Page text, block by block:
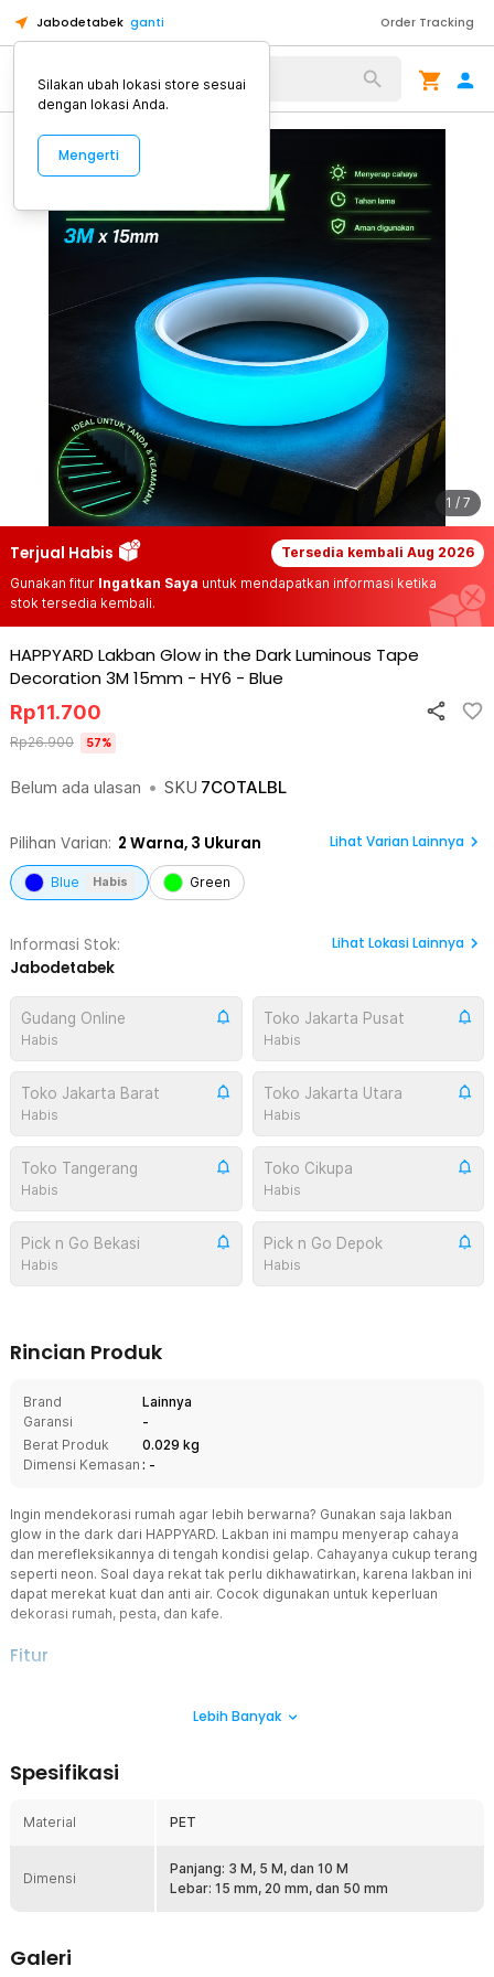
Jabodetabek ganti Order Tracking
Alat Kopi
1 / 7
Terjual Habis Tersedia kembali Aug 2026
Gunakan fitur Ingatkan Saya untuk mendapatkan informasi ketika
stok tersedia kembali.
HAPPYARD Lakban Glow in the Dark Luminous Tape
Decoration 3M 15mm - HY6 - Blue
Belum ada ulasan • SKU 7COTALBL
Rp11.700
Rp26.900 57%
Pilihan Varian: 2 Warna, 3 Ukuran Lihat Varian Lainnya
Blue Habis Green
Informasi Stok:
Jabodetabek
Lihat Lokasi Lainnya
Gudang Online
Habis
Toko Jakarta Pusat
Habis
Toko Jakarta Barat
Habis
Toko Jakarta Utara
Habis
Toko Tangerang
Habis
Toko Cikupa
Habis
Pick n Go Bekasi
Habis
Pick n Go Depok
Habis
Rincian Produk
Brand
Lainnya
Garansi
-
Berat Produk
0.029 kg
Dimensi Kemasan : -
Ingin mendekorasi rumah agar lebih berwarna? Gunakan saja lakban
glow in the dark dari HAPPYARD. Lakban ini mampu menyerap cahaya
dan merefleksikannya di tengah kondisi gelap. Cahayanya cukup terang
seperti neon. Soal daya rekat tak perlu dikhawatirkan, karena lakban ini
dapat merekat kuat dan anti air. Cocok digunakan untuk keperluan
dekorasi rumah, pesta, dan kafe.
Fitur
Alih-alih menggunakan lampu hias, Anda bisa memanfaatkan lakban
menyala. Cahayanya akan tampak semakin terang di tengah kondisi
agar dijemur terlebih dahulu di bawah matahari langsung.
Keunggulan lain dari lakban luminous ini adalah cahayanya yang
mampu bertahan lama. Anda tak perlu khawatir cahaya lakban akan
Merekat Kuat dan Tahan Air
Lebih Banyak
Spesifikasi
Material PET
Dimensi
Panjang: 3 M, 5 M, dan 10 M
Lebar: 15 mm, 20 mm, dan 50 mm
Galeri
Silakan ubah lokasi store sesuai
dengan lokasi Anda.
Mengerti